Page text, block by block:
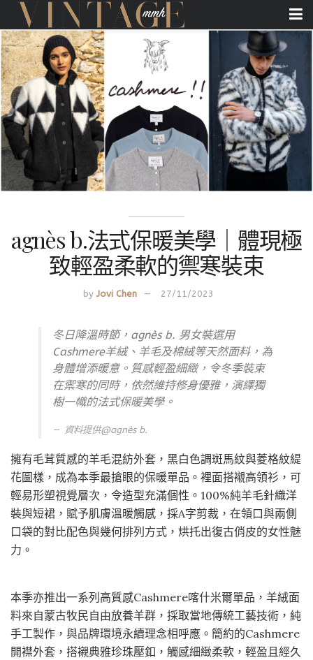
agnès b.法式保暖美學｜體現極
致輕盈柔軟的禦寒裝束
by Jovi Chen 27/11/2023
冬日降溫時節，agnès b. 男女裝選用
Cashmere羊絨、羊毛及棉絨等天然面料，為
身體增添暖意。質感輕盈細緻，令冬季裝束
在禦寒的同時，依然維持修身優雅，演繹獨
樹一幟的法式保暖美學。
資料提供@agnès b.
擁有毛茸質感的羊毛混紡外套，黑白色調斑馬紋與菱格紋緹
花圖樣，成為本季最搶眼的保暖單品。裡面搭襯高領衫，可
輕易形塑視覺層次，令造型充滿個性。100%純羊毛針織洋
裝與短裙，賦予肌膚溫暖觸感，採A字剪裁，在領口與兩側
口袋的對比配色與幾何排列方式，烘托出復古俏皮的女性魅
力。
本季亦推出一系列高質感Cashmere喀什米爾單品，羊絨面
料來自蒙古牧民自由放養羊群，採取當地傳統工藝技術，純
手工製作，與品牌環境永續理念相呼應。簡約的Cashmere
開襟外套，搭襯典雅珍珠壓釦，觸感細緻柔軟，輕盈且經久